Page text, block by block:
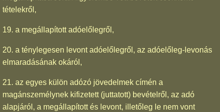
tételekről,
19. a megállapított adóelőlegről,
20. a ténylegesen levont adóelőlegről, az adóelőleg-levonás
elmaradásának okáról,
21. az egyes külön adózó jövedelmek címén a
magánszemélynek kifizetett (juttatott) bevételről, az adó
alapjáról, a megállapított és levont, illetőleg le nem vont